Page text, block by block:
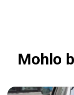
Mohlo